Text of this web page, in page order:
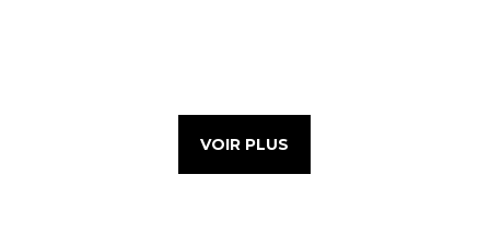
VOIR PLUS